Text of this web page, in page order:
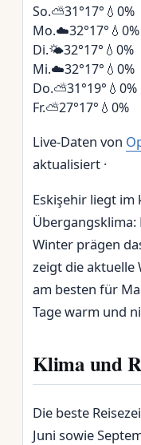
So.⛅31°17° 💧0%
Mo.☁️32°17° 💧0%
Di.🌤️32°17° 💧0%
Mi.☁️32°17° 💧0%
Do.⛅31°19° 💧0%
Fr.⛅27°17° 💧0%
Live-Daten von
aktualisiert ·
Eskişehir liegt
Winter prägen
zeigt die aktuelle
am besten für
Tage warm und
Klima und
Die beste
Juni sowie